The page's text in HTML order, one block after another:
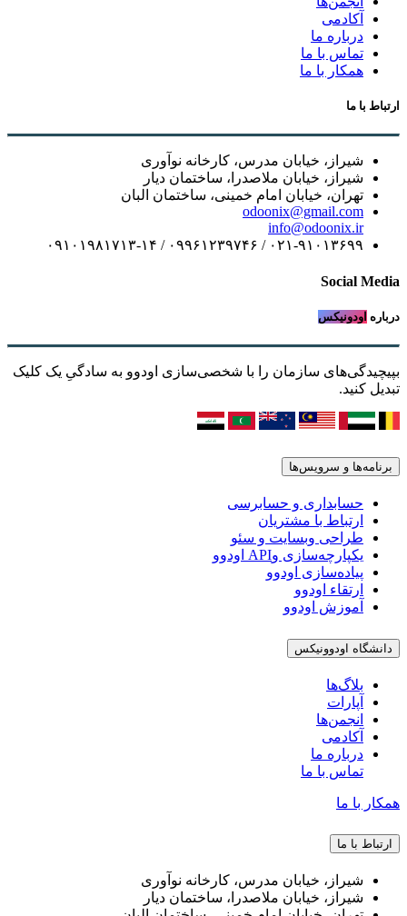
آکادمی
درباره ما
تماس با ما
همکار با ما
ارتباط با ما
شیراز، خیابان مدرس، کارخانه نوآوری
شیراز، خیابان ملاصدرا، ساختمان دیار
تهران، خیابان امام خمینی، ساختمان البان
odoonix@gmail.com
info@odoonix.ir
۰۲۱-۹۱۰۱۳۶۹۹ / ۰۹۹۶۱۲۳۹۷۴۶ / ۰۹۱۰۱۹۸۱۷۱۳-۱۴
Social Media
درباره اودونیکس
بپیچیدگی‌های سازمان را با شخصی‌سازی اودوو به سادگیِ یک کلیک
تبدیل کنید.
برنامه‌ها و سرویس‌ها
حسابداری و حسابرسی
ارتباط با مشتریان
طراحی وبسایت و سئو
یکپارچه‌سازی وAPI اودوو
پیاده‌سازی اودوو
ارتقاء اودوو
آموزش اودوو
دانشگاه اودوونیکس
بلاگ‌ها
آپارات
انجمن‌ها
آکادمی
درباره ما
تماس با ما
همکار با ما
ارتباط با ما
شیراز، خیابان مدرس، کارخانه نوآوری
شیراز، خیابان ملاصدرا، ساختمان دیار